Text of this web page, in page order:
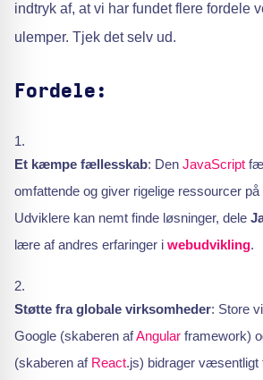
indtryk af, at vi har fundet flere fordele
ulemper. Tjek det selv ud.
Fordele:
Et kæmpe fællesskab: Den JavaScript
omfattende og giver rigelige ressourcer på
Udviklere kan nemt finde løsninger, dele
lære af andres erfaringer i webudvikling.
Støtte fra globale virksomheder: Store
Google (skaberen afAngular framework)
(skaberen af React.js) bidrager væsentligt